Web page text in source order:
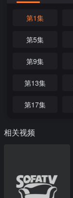
第1集
第5集
第9集
第13集
第17集
相关视频